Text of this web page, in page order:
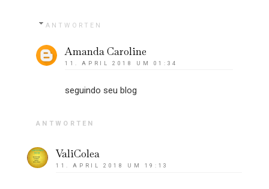
ANTWORTEN
Amanda Caroline
11. APRIL 2018 UM 01:34
seguindo seu blog
ANTWORTEN
ValiColea
11. APRIL 2018 UM 19:13